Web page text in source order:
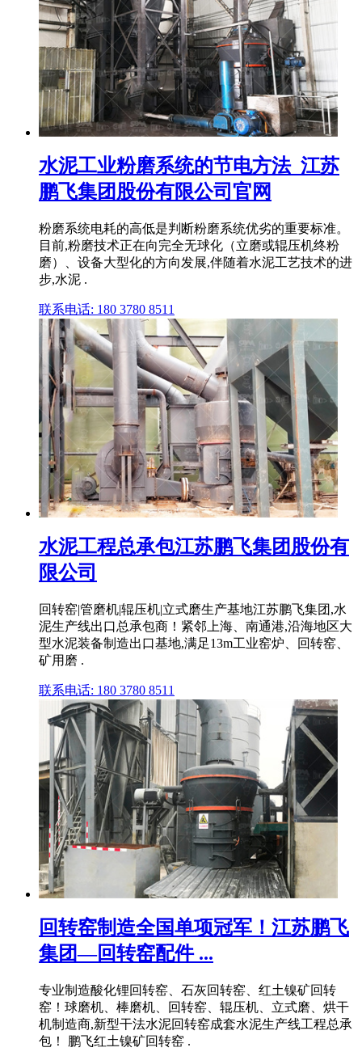
水泥工业粉磨系统的节电方法_江苏
鹏飞集团股份有限公司官网
粉磨系统电耗的高低是判断粉磨系统优劣的重要标准。
目前,粉磨技术正在向完全无球化（立磨或辊压机终粉
磨）、设备大型化的方向发展,伴随着水泥工艺技术的进
步,水泥 .
联系电话: 180 3780 8511
水泥工程总承包江苏鹏飞集团股份有
限公司
回转窑|管磨机|辊压机|立式磨生产基地江苏鹏飞集团,水
泥生产线出口总承包商！紧邻上海、南通港,沿海地区大
型水泥装备制造出口基地,满足13m工业窑炉、回转窑、
矿用磨 .
联系电话: 180 3780 8511
回转窑制造全国单项冠军！江苏鹏飞
集团—回转窑配件 ...
专业制造酸化锂回转窑、石灰回转窑、红土镍矿回转
窑！球磨机、棒磨机、回转窑、辊压机、立式磨、烘干
机制造商,新型干法水泥回转窑成套水泥生产线工程总承
包！ 鹏飞红土镍矿回转窑 .